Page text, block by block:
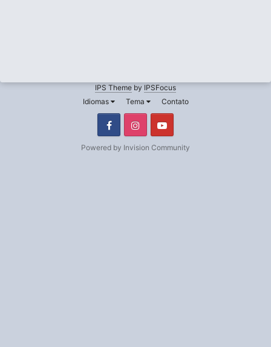
IPS Theme by IPSFocus
Idiomas
Tema Contato
FacebookInstagram
Powered by Invision Community